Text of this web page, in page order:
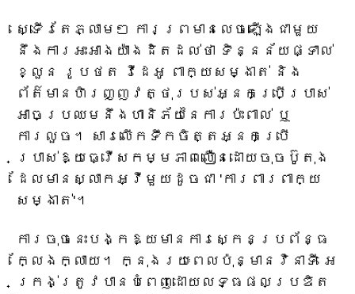
ស្ទើរតែភ្លាមៗ ការព្រមានលេចឡើងជាមួយ
នឹងការអះអាងយ៉ាងដិតដល់ថា ទិន្នន័យផ្ទាល់
ខ្លួន រូបថត វីដេអូ ពាក្យសម្ងាត់ និង
ព័ត៌មានហិរញ្ញវត្ថុរបស់អ្នកប្រើប្រាស់
អាចប្រឈមនឹងហានិភ័យនៃការប៉ះពាល់ ឬ
ការលួច។ សារលើកទឹកចិត្តអ្នកប្រើ
ប្រាស់ឱ្យធ្វើសកម្មភាពលឿនដោយចុចប៊ូតុង
ដែលមានស្លាកអ្វីមួយដូចជា 'ការពារពាក្យ
សម្ងាត់'។
ការចុចនេះបង្កឱ្យមានការស្កេនប្រព័ន្ធ
ក្លែងក្លាយ។ ក្នុងរយៈពេលប៉ុន្មានវិនាទី អេ
ក្រង់ត្រូវបានបំពេញដោយលទ្ធផលប្រឌិត